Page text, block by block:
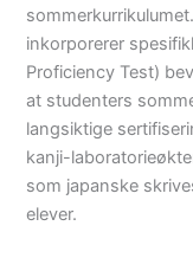
inkorporerer
Proficiency Test)
at studenters
langsiktige
kanji-
som japanske
elever.